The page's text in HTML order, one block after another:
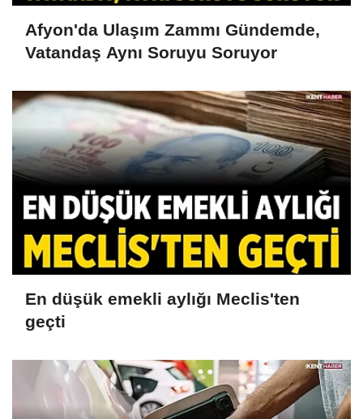
Afyon'da Ulaşım Zammı Gündemde,
Vatandaş Aynı Soruyu Soruyor
En düşük emekli aylığı Meclis'ten
geçti